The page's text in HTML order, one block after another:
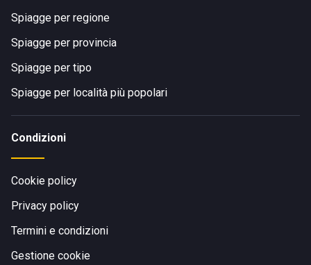
Spiagge per regione
Spiagge per provincia
Spiagge per tipo
Spiagge per località più popolari
Condizioni
Cookie policy
Privacy policy
Termini e condizioni
Gestione cookie